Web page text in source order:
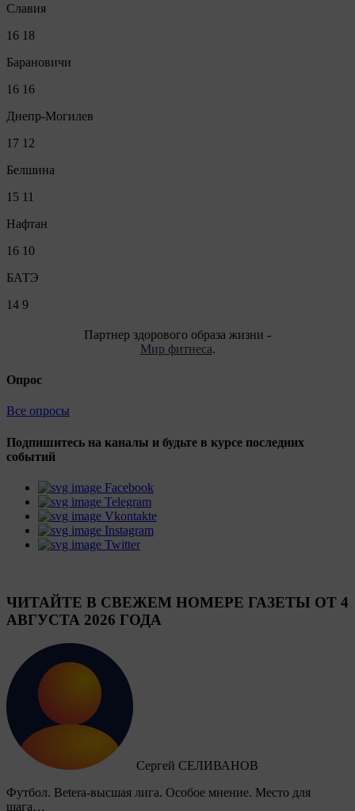
Славия
16 18
Барановичи
16 16
Днепр-Могилев
17 12
Белшина
15 11
Нафтан
16 10
БАТЭ
14 9
Партнер здорового образа жизни -
Мир фитнеса.
Опрос
Все опросы
Подпишитесь на каналы и будьте в курсе последних
событий
Facebook
Telegram
Vkontakte
Instagram
Twitter
ЧИТАЙТЕ В СВЕЖЕМ НОМЕРЕ ГАЗЕТЫ ОТ 4
АВГУСТА 2026 ГОДА
Сергей СЕЛИВАНОВ
Футбол. Betera-высшая лига. Особое мнение. Место для
шага…